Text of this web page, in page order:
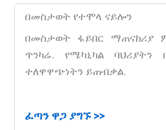
በመስታወት የተሞላ ናይሎን
በመስታወት ፋይበር ማጠናከሪያ
ጥንካሬ. የሜካኒካል ባህሪያትን
ተለዋዋጭነትን ይጠብቃል.
ፈጣን ዋጋ ያግኙ >>